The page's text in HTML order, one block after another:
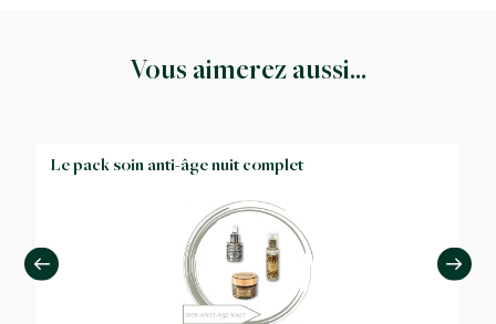
Vous aimerez aussi...
Le pack soin anti-âge nuit complet